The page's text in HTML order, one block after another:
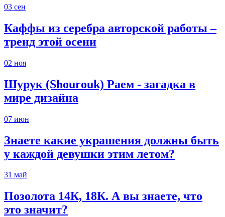
03 сен
Каффы из серебра авторской работы –
тренд этой осени
02 ноя
Шурук (Shourouk) Раем - загадка в
мире дизайна
07 июн
Знаете какие украшения должны быть
у каждой девушки этим летом?
31 май
Позолота 14К, 18К. А вы знаете, что
это значит?